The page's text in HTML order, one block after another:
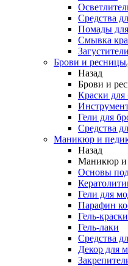
Средства
Помады
Смывка
Брови и ресницы
Назад
Брови и
Краски для
Гели для
Средства
Маникюр и
Назад
Маникюр и
Основы
Гели для
Парафин
Гель-
Гель-лаки
Средства
Декор для